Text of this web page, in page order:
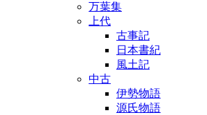
万葉集
上代
古事記
日本書紀
風土記
中古
伊勢物語
源氏物語